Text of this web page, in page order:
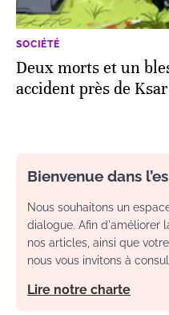
SOCIÉTÉ
Deux morts et un
accident près de
Bienvenue dans
Nous souhaitons un
dialogue. Afin d'améliorer
nos articles, ainsi que
nous vous invitons à
Lire notre charte